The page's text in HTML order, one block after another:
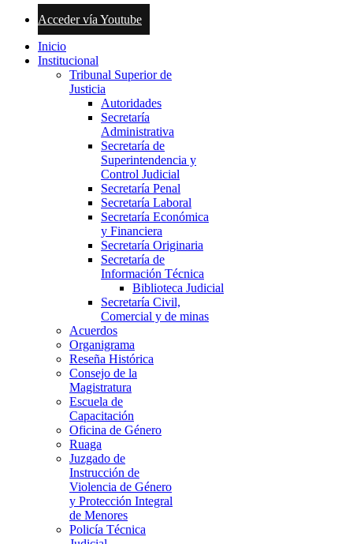
Acceder vía Youtube
Inicio
Institucional
Tribunal Superior de
Justicia
Autoridades
Secretaría
Administrativa
Secretaría de
Superintendencia y
Control Judicial
Secretaría Penal
Secretaría Laboral
Secretaría Económica
y Financiera
Secretaría Originaria
Secretaría de
Información Técnica
Biblioteca Judicial
Secretaría Civil,
Comercial y de minas
Acuerdos
Organigrama
Reseña Histórica
Consejo de la
Magistratura
Escuela de
Capacitación
Oficina de Género
Ruaga
Juzgado de
Instrucción de
Violencia de Género
y Protección Integral
de Menores
Policía Técnica